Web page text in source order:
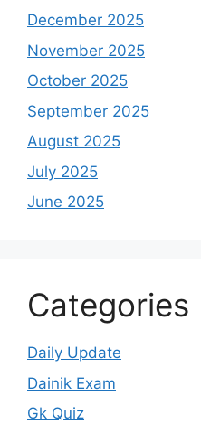
December 2025
November 2025
October 2025
September 2025
August 2025
July 2025
June 2025
Categories
Daily Update
Dainik Exam
Gk Quiz